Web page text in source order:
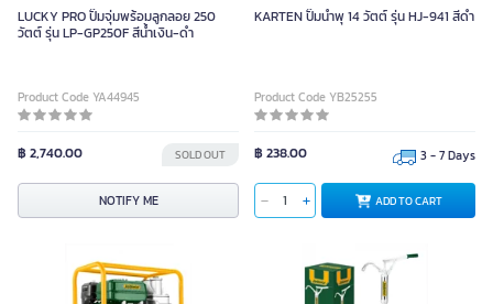
LUCKY PRO ปั๊มจุ่มพร้อมลูกลอย 250
วัตต์ รุ่น LP-GP250F สีน้ำเงิน-ดำ
Product Code YA44945
฿ 2,740.00 SOLD OUT
NOTIFY ME
KARTEN ปั๊มน้ำพุ 14 วัตต์ รุ่น HJ-941 สีดำ
Product Code YB25255
฿ 238.00 3 - 7 Days
ADD TO CART